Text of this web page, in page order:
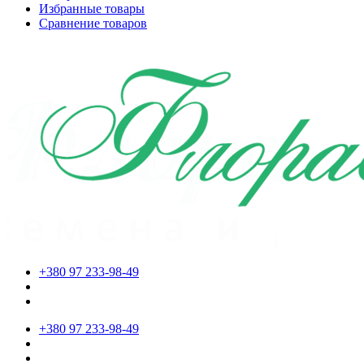
Избранные товары
Сравнение товаров
+380 97 233-98-49
+380 97 233-98-49